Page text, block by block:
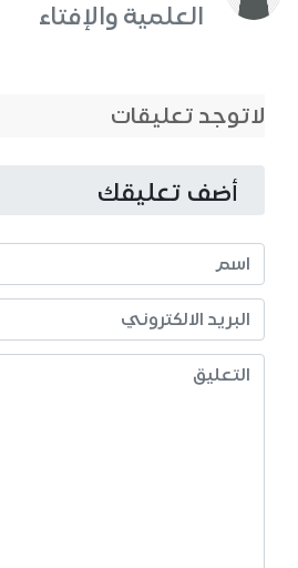
العلمية والإفتاء
لاتوجد تعليقات
أضف تعليقك